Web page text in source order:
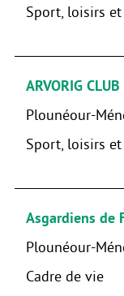
Sport, loisirs
ARVORIG
Plounéour-
Sport, loisirs
Asgardiens de
Plounéour-
Cadre de vie